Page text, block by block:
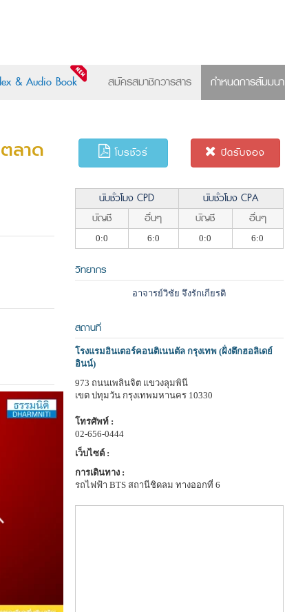
& Audio Book สมัครสมาชิกวารสาร กำหนดการสัมมนา
ลาด
โบรชัวร์ ปิดรับจอง
นับชั่วโมง CPD
นับชั่วโมง CPA
บัญชี
อื่นๆ บัญชี อื่นๆ
0:0 6:0 0:0 6:0
วิทยากร
อาจารย์วิชัย จึงรักเกียรติ
สถานที่
โรงแรมอินเตอร์คอนติเนนตัล กรุงเทพ (ฝั่งตึกฮอลิเดย์
อินน์)
973 ถนนเพลินจิต แขวงลุมพินี
เขต ปทุมวัน กรุงเทพมหานคร 10330
โทรศัพท์ :
02-656-0444
เว็บไซต์ :
การเดินทาง :
รถไฟฟ้า BTS สถานีชิดลม ทางออกที่ 6